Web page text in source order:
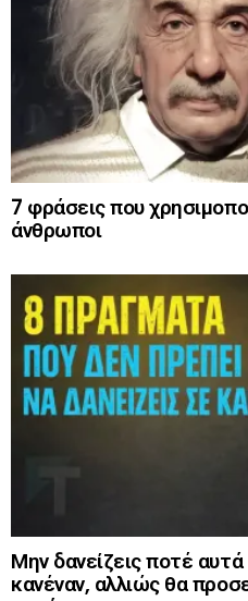
7 φράσεις που
άνθρωποι
Μην δανείζεις ποτέ
κανέναν, αλλιώς θα